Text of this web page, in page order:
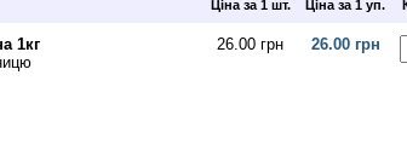
Ціна за 1 шт. Ціна за 1 уп.
1кг
26.00 грн 26.00 грн